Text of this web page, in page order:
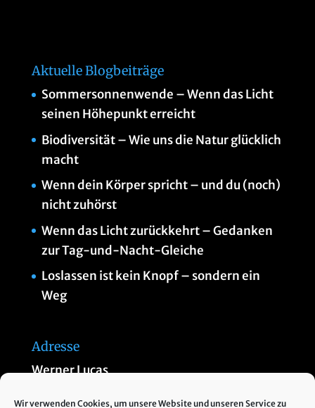
Wir verwenden Cookies, um unsere Website und unseren Service zu
Aktuelle Blogbeiträge
Sommersonnenwende – Wenn das Licht
seinen Höhepunkt erreicht
Biodiversität – Wie uns die Natur glücklich
macht
Wenn dein Körper spricht – und du (noch)
nicht zuhörst
Wenn das Licht zurückkehrt – Gedanken
zur Tag-und-Nacht-Gleiche
Loslassen ist kein Knopf – sondern ein
Weg
Adresse
Werner Lucas